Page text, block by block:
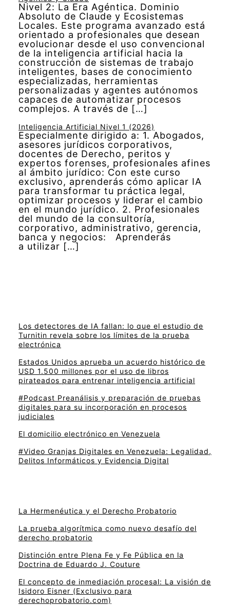
Nivel 2: La Era Agéntica. Dominio
Absoluto de Claude y Ecosistemas
Locales. Este programa avanzado está
orientado a profesionales que desean
evolucionar desde el uso convencional
de la inteligencia artificial hacia la
construcción de sistemas de trabajo
inteligentes, bases de conocimiento
especializadas, herramientas
personalizadas y agentes autónomos
capaces de automatizar procesos
complejos. A través de […]
Inteligencia Artificial Nivel 1 (2026)
Especialmente dirigido a: 1. Abogados,
asesores jurídicos corporativos,
docentes de Derecho, peritos y
expertos forenses, profesionales afines
al ámbito jurídico: Con este curso
exclusivo, aprenderás cómo aplicar IA
para transformar tu práctica legal,
optimizar procesos y liderar el cambio
en el mundo jurídico. 2. Profesionales
del mundo de la consultoría,
corporativo, administrativo, gerencia,
banca y negocios: Aprenderás
a utilizar […]
Los detectores de IA fallan: lo que el estudio de
Turnitin revela sobre los límites de la prueba
electrónica
Estados Unidos aprueba un acuerdo histórico de
USD 1.500 millones por el uso de libros
pirateados para entrenar inteligencia artificial
#Podcast Preanálisis y preparación de pruebas
digitales para su incorporación en procesos
judiciales
El domicilio electrónico en Venezuela
#Video Granjas Digitales en Venezuela: Legalidad,
Delitos Informáticos y Evidencia Digital
La Hermenéutica y el Derecho Probatorio
La prueba algorítmica como nuevo desafío del
derecho probatorio
Distinción entre Plena Fe y Fe Pública en la
Doctrina de Eduardo J. Couture
El concepto de inmediación procesal: La visión de
Isidoro Eisner (Exclusivo para
derechoprobatorio.com)